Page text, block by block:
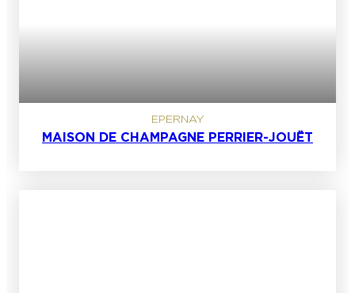
EPERNAY
MAISON DE CHAMPAGNE PERRIER-JOUËT